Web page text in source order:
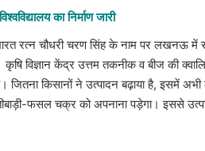
का निर्माण जारी
रत्न चौधरी चरण सिंह के नाम पर लखनऊ में
है। कृषि विज्ञान केंद्र उत्तम तकनीक व बीज की
किसानों ने उत्पादन बढ़ाया है, इसमें
फसल चक्र को अपनाना पड़ेगा। इससे